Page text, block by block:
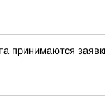
принимаются